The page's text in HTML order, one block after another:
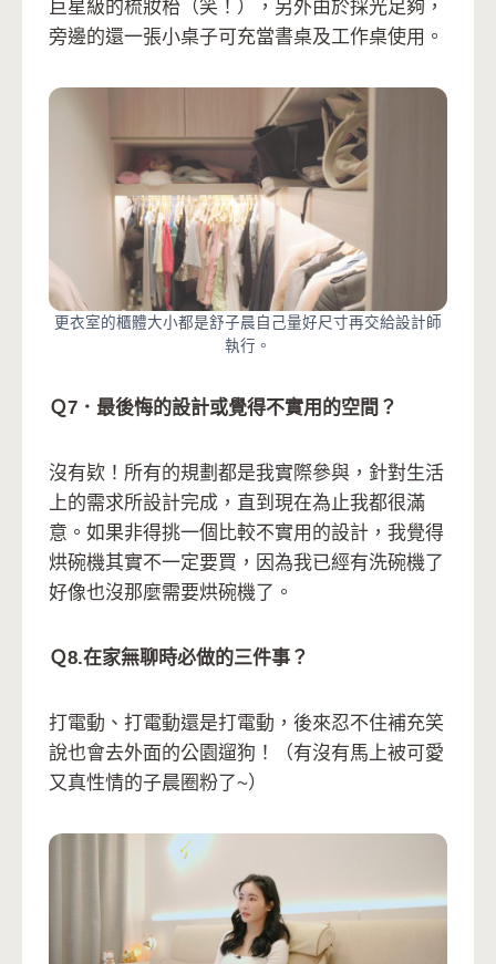
巨星級的梳妝枱（笑！），另外由於採光足夠，
旁邊的還一張小桌子可充當書桌及工作桌使用。
更衣室的櫃體大小都是舒子晨自己量好尺寸再交給設計師
執行。
Ｑ7．最後悔的設計或覺得不實用的空間？
沒有欵！所有的規劃都是我實際參與，針對生活
上的需求所設計完成，直到現在為止我都很滿
意。如果非得挑一個比較不實用的設計，我覺得
烘碗機其實不一定要買，因為我已經有洗碗機了
好像也沒那麼需要烘碗機了。
Ｑ8.在家無聊時必做的三件事？
打電動、打電動還是打電動，後來忍不住補充笑
說也會去外面的公園遛狗！（有沒有馬上被可愛
又真性情的子晨圈粉了~）